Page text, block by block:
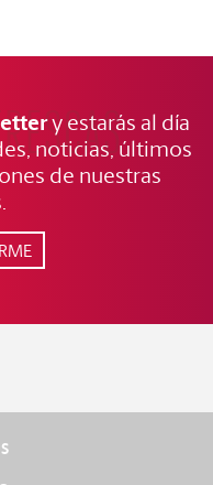
y estarás al día
noticias, últimos
de nuestras